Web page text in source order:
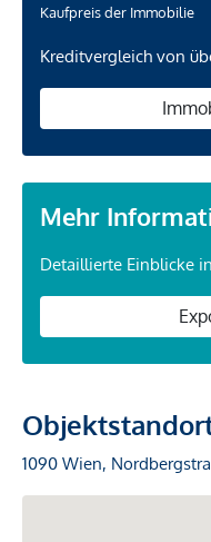
Kaufpreis der Immobilie
Kreditvergleich von
Mehr
Detaillierte Einblicke
1090 Wien,